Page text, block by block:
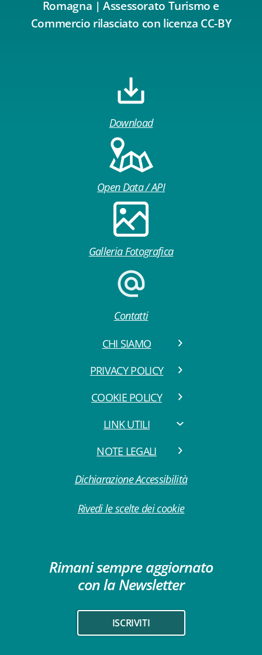
Romagna | Assessorato Turismo e
Commercio rilasciato con licenza CC-BY
Download
Open Data / API
Galleria Fotografica
Contatti
CHI SIAMO
PRIVACY POLICY
COOKIE POLICY
LINK UTILI
NOTE LEGALI
Dichiarazione Accessibilità
Rivedi le scelte dei cookie
Rimani sempre aggiornato
con la Newsletter
ISCRIVITI